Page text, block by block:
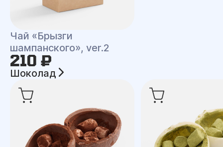
Чай «Брызги
шампанского», ver.2
210 ₽
Шоколад